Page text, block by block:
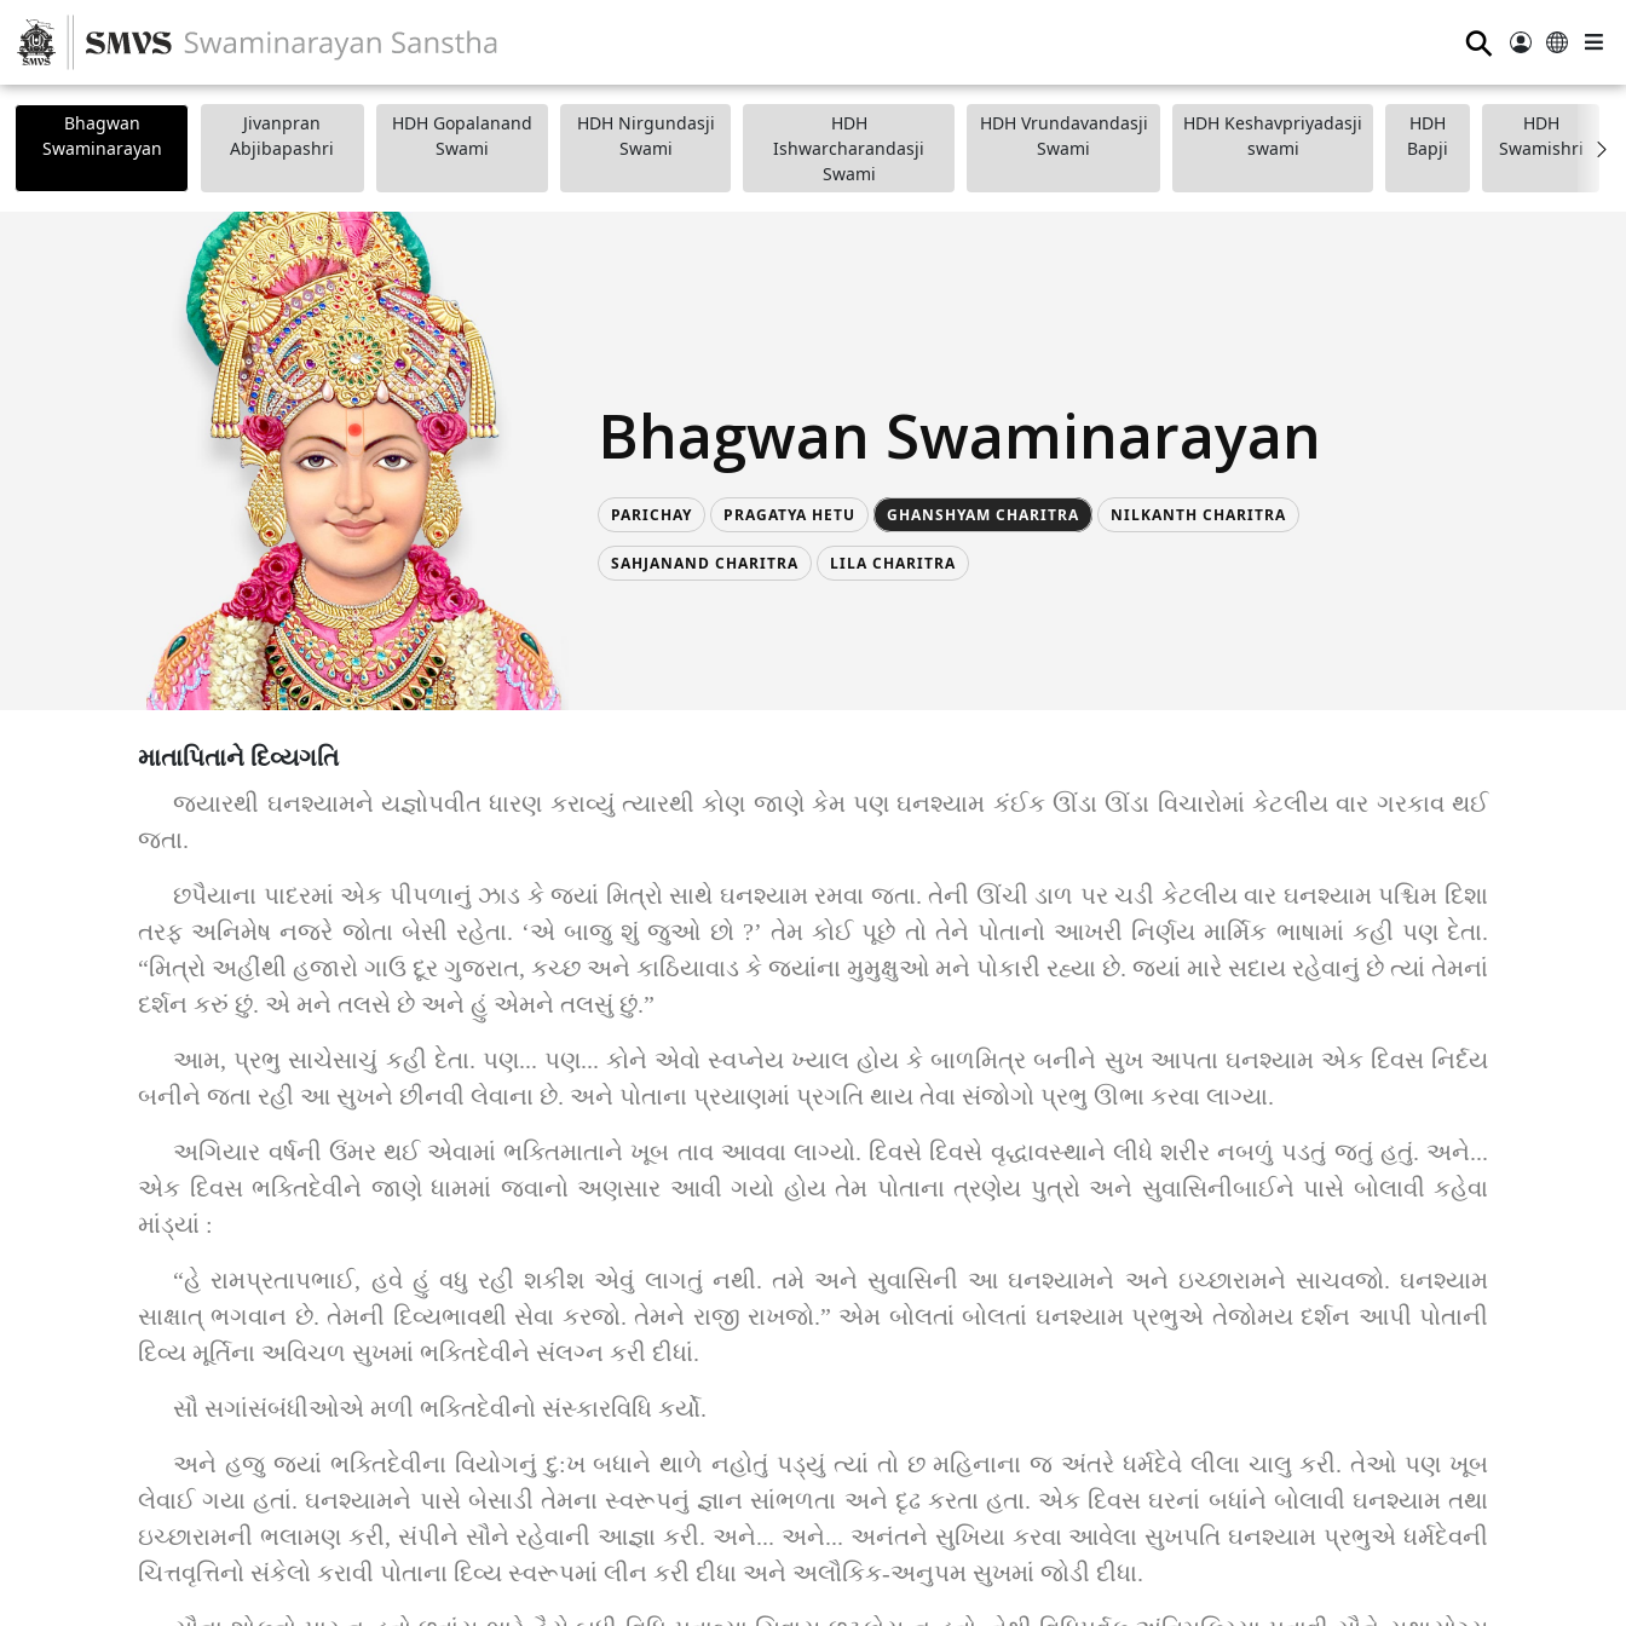
⚲
Bhagwan
Swaminarayan
Jivanpran
Abjibapashri
HDH Gopalanand
Swami
HDH Nirgundasji
Swami
HDH
Ishwarcharandasji
Swami
HDH Vrundavandasji
Swami
HDH Keshavpriyadasji
swami
HDH
Bapji
HDH
Swamishri
Bhagwan Swaminarayan
PARICHAY PRAGATYA HETU GHANSHYAM CHARITRA NILKANTH CHARITRA
SAHJANAND CHARITRA LILA CHARITRA
માતાપિતાને દિવ્યગતિ
જ્યારથી ઘનશ્યામને યજ્ઞોપવીત ધારણ કરાવ્યું ત્યારથી કોણ જાણે કેમ પણ ઘનશ્યામ કંઈક ઊંડા ઊંડા વિચારોમાં કેટલીય વાર ગરકાવ થઈ
જતા.
છપૈયાના પાદરમાં એક પીપળાનું ઝાડ કે જ્યાં મિત્રો સાથે ઘનશ્યામ રમવા જતા. તેની ઊંચી ડાળ પર ચડી કેટલીય વાર ઘનશ્યામ પશ્ચિમ દિશા
તરફ અનિમેષ નજરે જોતા બેસી રહેતા. ‘એ બાજુ શું જુઓ છો ?’ તેમ કોઈ પૂછે તો તેને પોતાનો આખરી નિર્ણય માર્મિક ભાષામાં કહી પણ દેતા.
“મિત્રો અહીંથી હજારો ગાઉ દૂર ગુજરાત, કચ્છ અને કાઠિયાવાડ કે જ્યાંના મુમુક્ષુઓ મને પોકારી રહ્યા છે. જ્યાં મારે સદાય રહેવાનું છે ત્યાં તેમનાં
દર્શન કરું છું. એ મને તલસે છે અને હું એમને તલસું છું.”
આમ, પ્રભુ સાચેસાચું કહી દેતા. પણ... પણ... કોને એવો સ્વપ્નેય ખ્યાલ હોય કે બાળમિત્ર બનીને સુખ આપતા ઘનશ્યામ એક દિવસ નિર્દય
બનીને જતા રહી આ સુખને છીનવી લેવાના છે. અને પોતાના પ્રયાણમાં પ્રગતિ થાય તેવા સંજોગો પ્રભુ ઊભા કરવા લાગ્યા.
અગિયાર વર્ષની ઉંમર થઈ એવામાં ભક્તિમાતાને ખૂબ તાવ આવવા લાગ્યો. દિવસે દિવસે વૃદ્ધાવસ્થાને લીધે શરીર નબળું પડતું જતું હતું. અને...
એક દિવસ ભક્તિદેવીને જાણે ધામમાં જવાનો અણસાર આવી ગયો હોય તેમ પોતાના ત્રણેય પુત્રો અને સુવાસિનીબાઈને પાસે બોલાવી કહેવા
માંડ્યાં :
“હે રામપ્રતાપભાઈ, હવે હું વધુ રહી શકીશ એવું લાગતું નથી. તમે અને સુવાસિની આ ઘનશ્યામને અને ઇચ્છારામને સાચવજો. ઘનશ્યામ
સાક્ષાત્ ભગવાન છે. તેમની દિવ્યભાવથી સેવા કરજો. તેમને રાજી રાખજો.” એમ બોલતાં બોલતાં ઘનશ્યામ પ્રભુએ તેજોમય દર્શન આપી પોતાની
દિવ્ય મૂર્તિના અવિચળ સુખમાં ભક્તિદેવીને સંલગ્ન કરી દીધાં.
સૌ સગાંસંબંધીઓએ મળી ભક્તિદેવીનો સંસ્કારવિધિ કર્યો.
અને હજુ જ્યાં ભક્તિદેવીના વિયોગનું દુ:ખ બધાને થાળે નહોતું પડ્યું ત્યાં તો છ મહિનાના જ અંતરે ધર્મદેવે લીલા ચાલુ કરી. તેઓ પણ ખૂબ
લેવાઈ ગયા હતાં. ઘનશ્યામને પાસે બેસાડી તેમના સ્વરૂપનું જ્ઞાન સાંભળતા અને દૃઢ કરતા હતા. એક દિવસ ઘરનાં બધાંને બોલાવી ઘનશ્યામ તથા
ઇચ્છારામની ભલામણ કરી, સંપીને સૌને રહેવાની આજ્ઞા કરી. અને... અને... અનંતને સુખિયા કરવા આવેલા સુખપતિ ઘનશ્યામ પ્રભુએ ધર્મદેવની
ચિત્તવૃત્તિનો સંકેલો કરાવી પોતાના દિવ્ય સ્વરૂપમાં લીન કરી દીધા અને અલૌકિક-અનુપમ સુખમાં જોડી દીધા.